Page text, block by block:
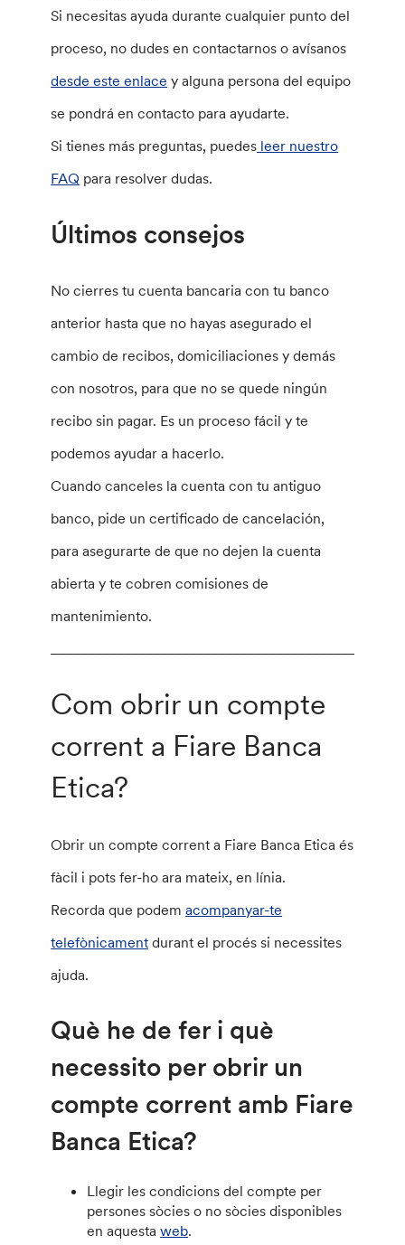
Si necesitas ayuda durante cualquier punto del
proceso, no dudes en contactarnos o avísanos
desde este enlace y alguna persona del equipo
se pondrá en contacto para ayudarte.
Si tienes más preguntas, puedes leer nuestro
FAQ para resolver dudas.
Últimos consejos
No cierres tu cuenta bancaria con tu banco
anterior hasta que no hayas asegurado el
cambio de recibos, domiciliaciones y demás
con nosotros, para que no se quede ningún
recibo sin pagar. Es un proceso fácil y te
podemos ayudar a hacerlo.
Cuando canceles la cuenta con tu antiguo
banco, pide un certificado de cancelación,
para asegurarte de que no dejen la cuenta
abierta y te cobren comisiones de
mantenimiento.
Com obrir un compte
corrent a Fiare Banca
Etica?
Obrir un compte corrent a Fiare Banca Etica és
fàcil i pots fer-ho ara mateix, en línia.
Recorda que podemacompanyar-te
telefònicament durant el procés si necessites
ajuda.
Què he de fer i què
necessito per obrir un
compte corrent amb Fiare
Banca Etica?
Llegir les condicions del compte per
persones sòcies o no sòcies disponibles
en aquestaweb.